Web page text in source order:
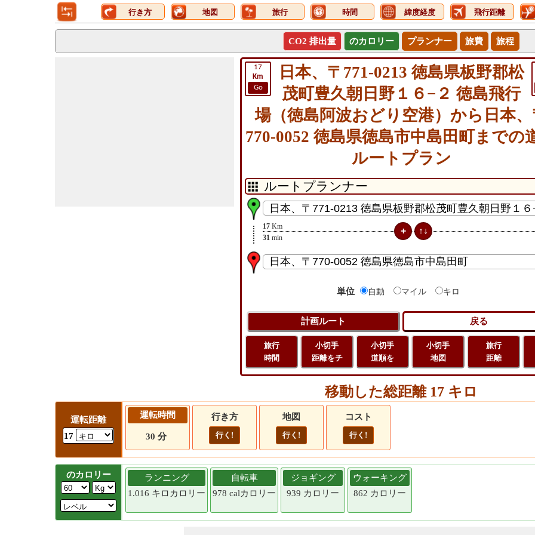
行き方 地図 旅行 時間 緯度経度 飛行距離
CO2 排出量 のカロリー プランナー 旅費 旅程
17
Km
Go
日本、〒771-0213 徳島県板野郡松
茂町豊久朝日野１６−２ 徳島飛行
場（徳島阿波おどり空港）から日本、
770-0052 徳島県徳島市中島田町までの
ルートプラン
17 Km
31 min
単位 自動 マイル キロ
旅行
時間
小切手
距離をチ
小切手
道順を
小切手
地図
旅行
距離
移動した総距離 17 キロ
運転距離
17
運転時間
30 分
行き方
行く!
地図
行く!
コスト
行く!
のカロリー
ランニング
1.016 キロカロリー
自転車
978 calカロリー
ジョギング
939 カロリー
ウォーキング
862 カロリー